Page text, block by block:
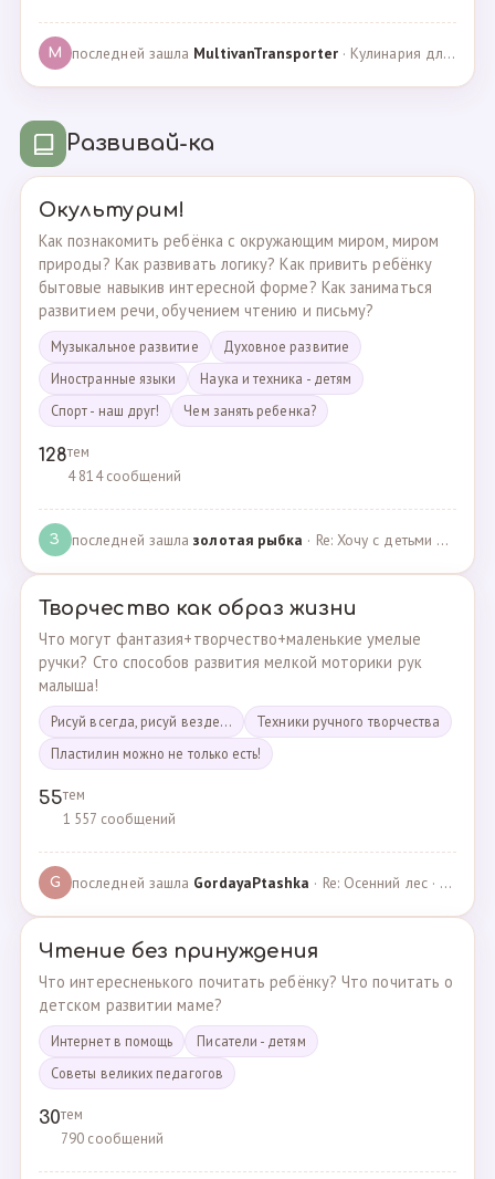
M последней зашла MultivanTransporter· Кулинария для более старших · 24.10.2024
Развивай-ка
Окультурим!
Как познакомить ребёнка с окружающим миром, миром
природы? Как развивать логику? Как привить ребёнку
бытовые навыкив интересной форме? Как заниматься
развитием речи, обучением чтению и письму?
Музыкальное развитие
Духовное развитие
Иностранные языки
Наука и техника - детям
Спорт - наш друг!
Чем занять ребенка?
128тем
4 814 сообщений
З последней зашлазолотая рыбка · Re: Хочу с детьми поехать на следующей неделе в Сан… · 19.05.2024
Творчество как образ жизни
Что могут фантазия+творчество+маленькие умелые
ручки? Сто способов развития мелкой моторики рук
малыша!
Рисуй всегда, рисуй везде...
Техники ручного творчества
Пластилин можно не только есть!
55тем
1 557 сообщений
G последней зашла GordayaPtashka · Re: Осенний лес · 05.05.2022
Чтение без принуждения
Что интересненького почитать ребёнку? Что почитать о
детском развитии маме?
Интернет в помощь
Писатели - детям
Советы великих педагогов
30тем
790 сообщений